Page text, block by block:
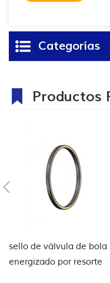
Categorías
Productos
sello de válvula de bola
energizado por resorte